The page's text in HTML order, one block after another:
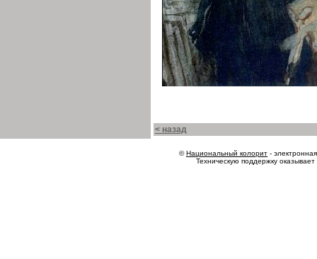
< назад
©Национальный колорит -
Техническую поддержку